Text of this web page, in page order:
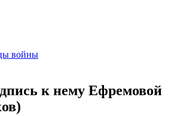
войны
к нему Ефремовой